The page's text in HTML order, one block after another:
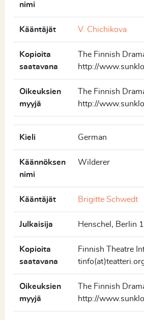
nimi
Kääntäjät V. Chichikova
Kopioita
saatavana
The Finnish
http://
Oikeuksien
myyjä
The Finnish
http://
Kieli German
Käännöksen
nimi
Wilderer
Kääntäjät Brigitte Schwedt
Julkaisija Henschel, Berlin
Kopioita
saatavana
Finnish Theatre
Oikeuksien
myyjä
The Finnish
http://